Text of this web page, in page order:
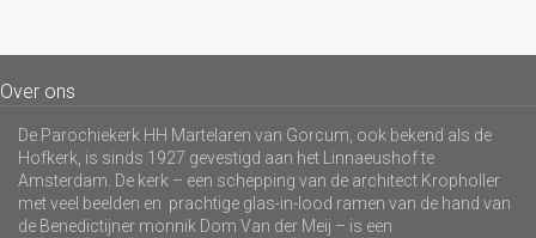
Over ons
De Parochiekerk HH Martelaren van Gorcum, ook bekend als de
Hofkerk, is sinds 1927 gevestigd aan het Linnaeushof te
Amsterdam. De kerk – een schepping van de architect Kropholler
met veel beelden en prachtige glas-in-lood ramen van de hand van
de Benedictijner monnik Dom Van der Meij – is een